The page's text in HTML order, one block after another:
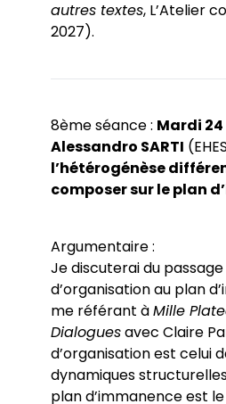
autres textes, L’Atelier
2027).
8ème séance : Mardi
Alessandro SARTI
l’hétérogénèse
composer sur le plan
Argumentaire :
Je discuterai du
d’organisation au plan
me référant àMille
Dialoguesavec Claire
d’organisation est celui
dynamiques
plan d’immanence est